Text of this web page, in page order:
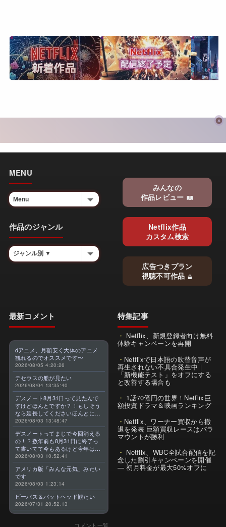
MENU
作品のジャンル
みんなの
作品レビュー
Netflix作品
カスタム検索
広告つきプラン
視聴不可作品
最新コメント
dアニメ、月額安く大体のアニメ
観れるのでオススメです〜
2026/08/05 4:20:26
テセウスの船が見たい
2026/08/04 13:35:40
デスノート8月31日って見たんで
すけどほんとですか？！もしそう
なら延長してくださいほんとに大
好きなんです😭
2026/08/03 13:48:47
デスノートってまじで今回消える
の！？数年前も8月31日に終了っ
て書いてて今もあるけど今年はま
じのやつ！？よくわからん！！で
きればなくならないでほしい！平
成アニメを振り返らせてくれっ
っ！！！！！！！
2026/08/03 10:52:41
アメリカ版「みんな元気」みたい
です
2026/08/03 1:23:14
ビーバス＆バットヘッド観たい
2026/07/31 20:52:13
コメント一覧
特集記事
Netflix、新規登録者向け無料
体験キャンペーンを再開
Netflixで日本語の吹替音声が
再生されない不具合発生中｜
「新機能テスト」をオフにする
と改善する場合も
1話70億円の世界！Netflix巨
額投資ドラマ＆映画ランキング
Netflix、ワーナー買収から撤
退を発表 巨額買収レースはパラ
マウントが勝利
Netflix、WBC全試合配信を記
念した割引キャンペーンを開催
— 初月料金が最大50%オフに